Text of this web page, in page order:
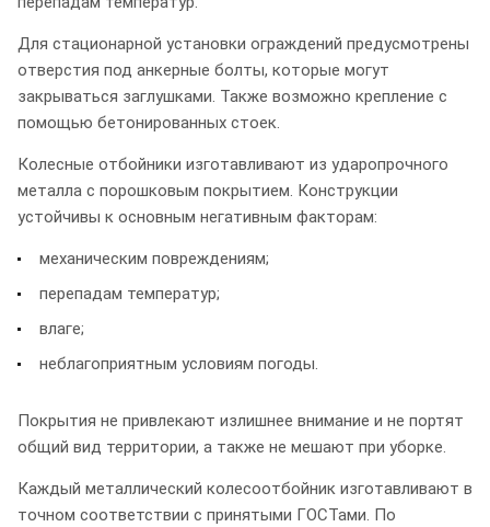
Для стационарной установки ограждений предусмотрены
отверстия под анкерные болты, которые могут
закрываться заглушками. Также возможно крепление с
помощью бетонированных стоек.
Колесные отбойники изготавливают из ударопрочного
металла с порошковым покрытием. Конструкции
устойчивы к основным негативным факторам:
механическим повреждениям;
перепадам температур;
влаге;
неблагоприятным условиям погоды.
Покрытия не привлекают излишнее внимание и не портят
общий вид территории, а также не мешают при уборке.
Каждый металлический колесоотбойник изготавливают в
точном соответствии с принятыми ГОСТами. По